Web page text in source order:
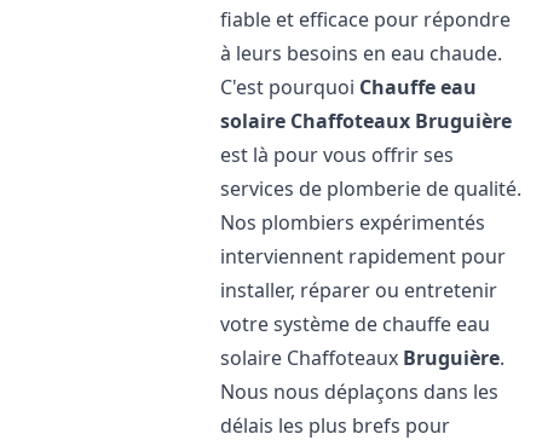
fiable et efficace pour répondre
à leurs besoins en eau chaude.
C'est pourquoi Chauffe eau
solaire Chaffoteaux Bruguière
est là pour vous offrir ses
services de plomberie de qualité.
Nos plombiers expérimentés
interviennent rapidement pour
installer, réparer ou entretenir
votre système de chauffe eau
solaire Chaffoteaux Bruguière.
Nous nous déplaçons dans les
délais les plus brefs pour